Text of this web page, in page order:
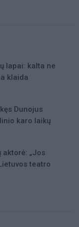
lapai: kalta ne
klaida
Dunojus
karo laikų
„Jos
teatro